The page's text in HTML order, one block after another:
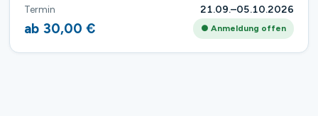
Termin 21.09.–05.10.2026
ab 30,00 € ● Anmeldung offen